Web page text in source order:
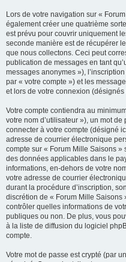
Lors de votre navigation sur «
également créer une quatrième
est prévu pour couvrir uniquement
seconde manière est de récupérer
que nous collectons. Ceci peut
publication de messages en tant
messages anonymes »),
par « votre compte ») et les
et lors de votre connexion
Votre compte contiendra au
votre nom d’utilisateur »), un mot
connecter à votre compte (désigné
adresse de courrier électronique
compte sur « Forum Mille Saisons
des données applicables dans le
informations, en-dehors de votre
votre adresse de courrier
durant la procédure d’inscription,
discrétion de « Forum Mille Saisons
contrôler quelles informations de
publiques ou non. De plus, vous
à la liste de diffusion du logiciel
compte.
Votre mot de passe est crypté (par